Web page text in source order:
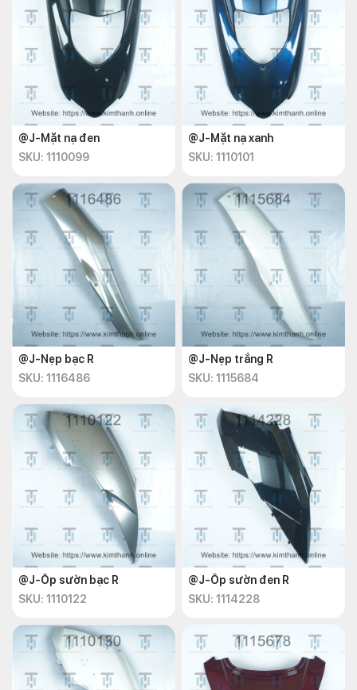
@J-Mặt nạ đen
SKU: 1110099
@J-Mặt nạ xanh
SKU: 1110101
@J-Nẹp bạc R
SKU: 1116486
@J-Nẹp trắng R
SKU: 1115684
@J-Ốp sườn bạc R
SKU: 1110122
@J-Ốp sườn đen R
SKU: 1114228